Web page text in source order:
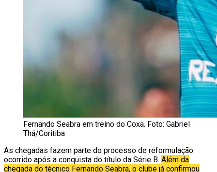
Wilson Witzel retira candidatura e pode ser
vice de Garotinho
Fernando Seabra em treino do Coxa. Foto: Gabriel
Thá/Coritiba
As chegadas fazem parte do processo de reformulação
ocorrido após a conquista do título da Série B. Além da
chegada do técnico Fernando Seabra, o clube já confirmou